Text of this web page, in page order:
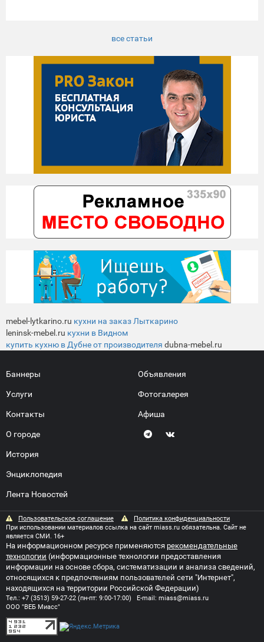
все статьи
mebel-lytkarino.ru кухни на заказ Лыткарино
leninsk-mebel.ru кухни в Видном
купить кухню в Дубне от производителя dubna-mebel.ru
Баннеры
Услуги
Контакты
О городе
История
Энциклопедия
Лента Новостей
Объявления
Фотогалерея
Афиша
Пользовательское соглашение
Политика конфиденциальности
При использовании материалов ссылка на сайт miass.ru обязательна. Сайт не
является СМИ. 16+
На информационном ресурсе применяются рекомендательные
технологии (информационные технологии предоставления
информации на основе сбора, систематизации и анализа сведений,
относящихся к предпочтениям пользователей сети "Интернет",
находящихся на территории Российской Федерации)
Тел.: +7 (3513) 59-27-22 (пн-пт: 9:00-17:00) E-mail: miass@miass.ru
ООО "ВЕБ Миасс"